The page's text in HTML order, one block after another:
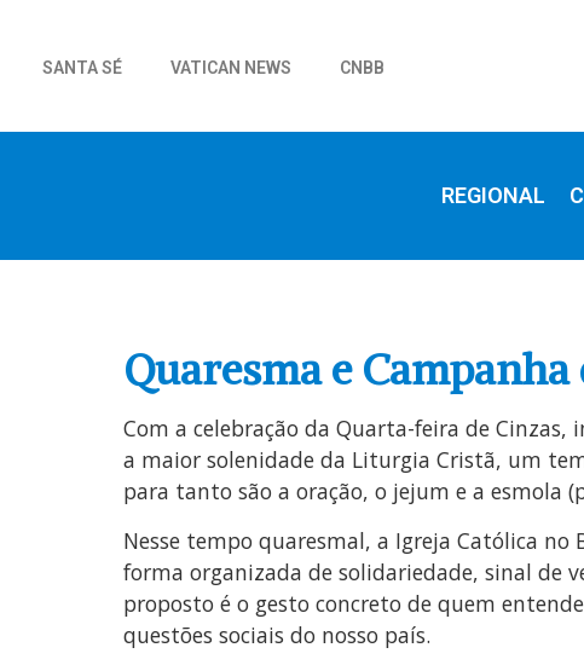
SANTA SÉ VATICAN NEWS CNBB
REGIONAL
Quaresma e
Com a celebração da Quarta-feira de Cinzas,
a maior solenidade da Liturgia Cristã, um
para tanto são a oração, o jejum e a esmola
Nesse tempo quaresmal, a Igreja Católica
forma organizada de solidariedade, sinal de
proposto é o gesto concreto de quem
questões sociais do nosso país.